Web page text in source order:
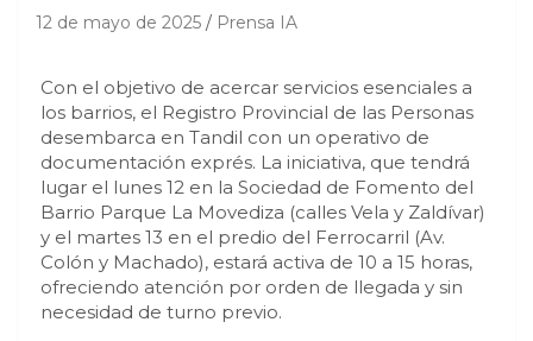
12 de mayo de 2025 Prensa IA
Con el objetivo de acercar servicios esenciales a
los barrios, el Registro Provincial de las Personas
desembarca en Tandil con un operativo de
documentación exprés. La iniciativa, que tendrá
lugar el lunes 12 en la Sociedad de Fomento del
Barrio Parque La Movediza (calles Vela y Zaldívar)
y el martes 13 en el predio del Ferrocarril (Av.
Colón y Machado), estará activa de 10 a 15 horas,
ofreciendo atención por orden de llegada y sin
necesidad de turno previo.